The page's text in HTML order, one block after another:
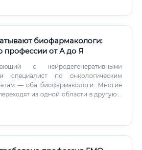
очевидный путь.
биофармакологи:
профессии от А до Я
с нейродегенеративными
специалист по онкологическим
— оба биофармакологи. Многие
из одной области в другую в
пересекаются.